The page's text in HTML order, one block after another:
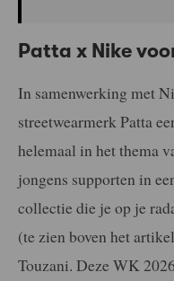
Patta x Nike
In samenwerking met
streetwearmerk Patta
helemaal in het thema
jongens supporten in
collectie die je op je
(te zien boven het
Touzani. Deze WK